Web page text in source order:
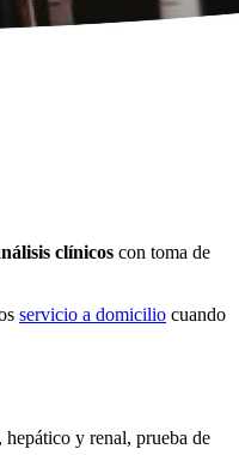
clínicos con toma de
servicio a domicilio cuando
y renal, prueba de